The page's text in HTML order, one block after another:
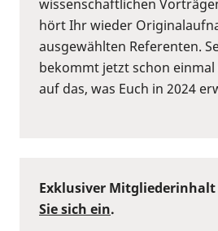
wissenschaftlichen
hört Ihr wieder
ausgewählten Referenten.
bekommt jetzt schon
auf das, was Euch in 2024
Exklusiver
Sie sich ein.